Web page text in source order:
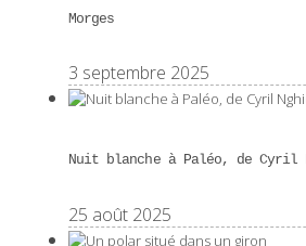
Morges
3 septembre 2025
Nuit blanche à Paléo, de Cyril
25 août 2025